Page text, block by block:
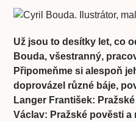
Už jsou to desítky let, co
Bouda, všestranný,
Připomeňme si alespoň
doprovázel různé báje,
Langer František:
Václav: Pražské pověsti a